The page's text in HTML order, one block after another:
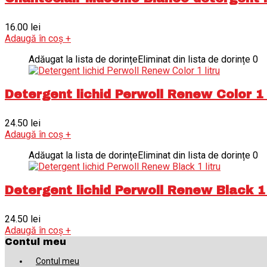
16.00 lei
Adaugă în coș +
Adăugat la lista de dorințeEliminat din lista de dorințe 0
Detergent lichid Perwoll Renew Color
24.50 lei
Adaugă în coș +
Adăugat la lista de dorințeEliminat din lista de dorințe 0
Detergent lichid Perwoll Renew Black
24.50 lei
Adaugă în coș +
Contul meu
Contul meu